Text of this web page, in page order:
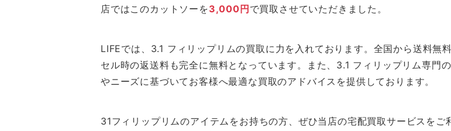
店ではこのカットソーを3,000円 で買取させていただきました。
LIFEでは、3.1 フィリップリムの買取に力を入れております。全国から送料無
セル時の返送料も完全に無料となっています。また、3.1 フィリップリム専門
やニーズに基づいてお客様へ最適な買取のアドバイスを提供しております。
31フィリップリムのアイテムをお持ちの方、ぜひ当店の宅配買取サービスを